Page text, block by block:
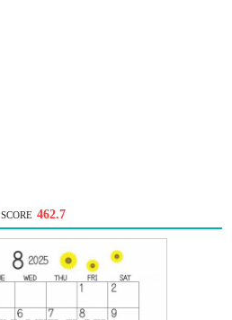
SCORE 462.7